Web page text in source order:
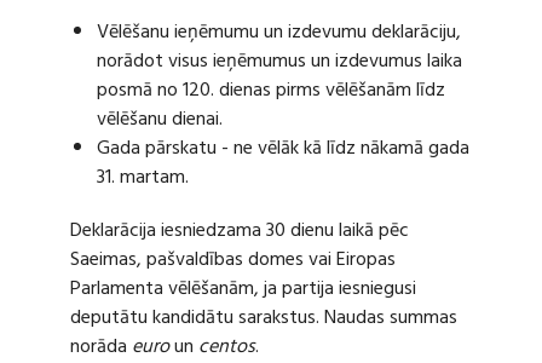
Vēlēšanu ieņēmumu un izdevumu deklarāciju,
norādot visus ieņēmumus un izdevumus laika
posmā no 120. dienas pirms vēlēšanām līdz
vēlēšanu dienai.
Gada pārskatu - ne vēlāk kā līdz nākamā gada
31. martam.
Deklarācija iesniedzama 30 dienu laikā pēc
Saeimas, pašvaldības domes vai Eiropas
Parlamenta vēlēšanām, ja partija iesniegusi
deputātu kandidātu sarakstus. Naudas summas
norāda euroun centos.